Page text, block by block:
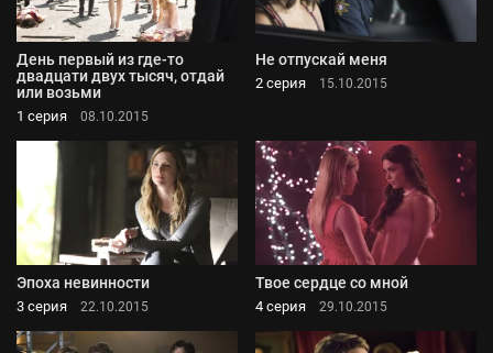
День первый из где-то
двадцати двух тысяч, отдай
или возьми
1 серия 08.10.2015
Не отпускай меня
2 серия 15.10.2015
Эпоха невинности
3 серия 22.10.2015
Твое сердце со мной
4 серия 29.10.2015